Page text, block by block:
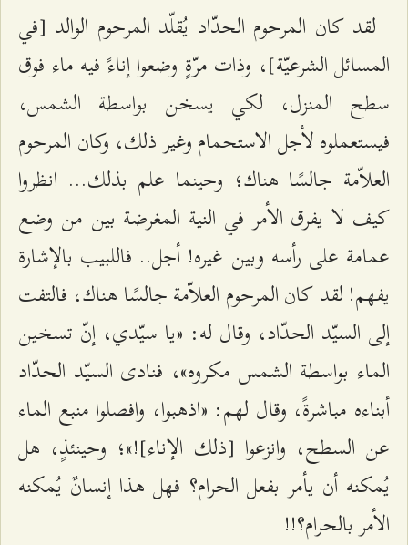
لقد كان المرحوم الحدّاد يُقلّد المرحوم الوالد [في
المسائل الشرعيّة]، وذات مرّةٍ وضعوا إناءً فيه ماء فوق
سطح المنزل، لكي يسخن بواسطة الشمس،
فيستعملوه لأجل الاستحمام وغير ذلك، وكان المرحوم
العلاّمة جالسًا هناك؛ وحينما علم بذلك... انظروا
كيف لا يفرق الأمر في النية المغرضة بين من وضع
عمامة على رأسه وبين غيره! أجل.. فاللبيب بالإشارة
يفهم! لقد كان المرحوم العلاّمة جالسًا هناك، فالتفت
إلى السيّد الحدّاد، وقال له: «يا سيّدي، إنّ تسخين
الماء بواسطة الشمس مكروه»، فنادى السيّد الحدّاد
أبناءه مباشرةً، وقال لهم: «اذهبوا، وافصلوا منبع الماء
عن السطح، وانزعوا [ذلك الإناء]!»؛ وحينئذٍ، هل
يُمكنه أن يأمر بفعل الحرام؟ فهل هذا إنسانٌ يُمكنه
الأمر بالحرام؟!!